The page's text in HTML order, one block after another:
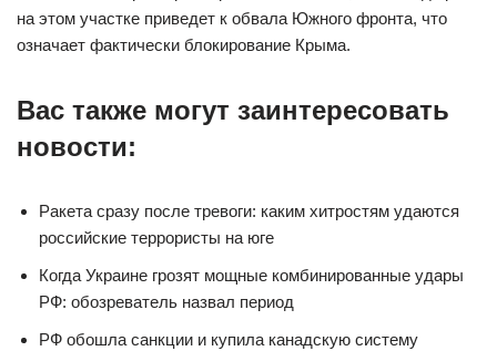
на этом участке приведет к обвала Южного фронта, что
означает фактически блокирование Крыма.
Вас также могут заинтересовать
новости:
Ракета сразу после тревоги: каким хитростям удаются
российские террористы на юге
Когда Украине грозят мощные комбинированные удары
РФ: обозреватель назвал период
РФ обошла санкции и купила канадскую систему